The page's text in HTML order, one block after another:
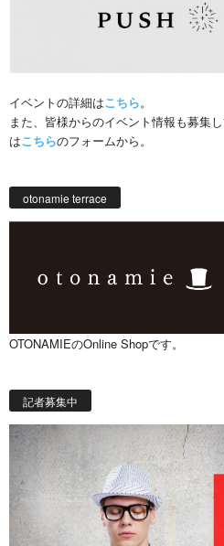
イベントの詳細はこちら。
また、皆様からのイベント情報も募集
はこちらのフォームから。
otonamie terrace
OTONAMIEのOnline Shopです。
記者募集中